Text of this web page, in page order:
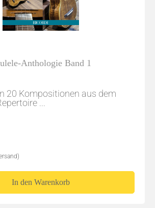
Anthologie Band 1
20 Kompositionen aus dem
...
In den Warenkorb